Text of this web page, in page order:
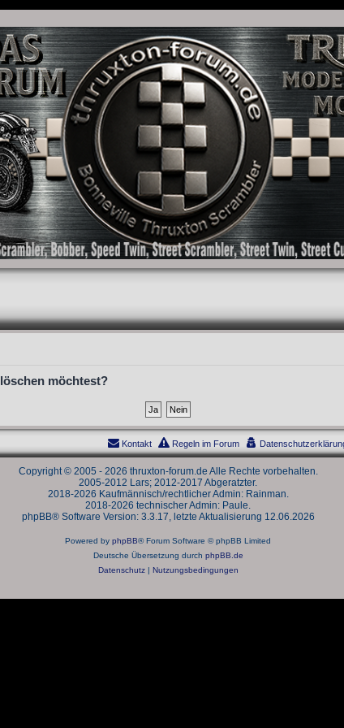
Forum für die New Bonneville Baureihen ab BJ 2001. Triumph Bonneville,
möchtest?
Regeln im Forum
Kontakt
Copyright © 2005 - 2026 thruxton-forum.de Alle Rechte vorbehalten.
2005-2012 Lars; 2012-2017 Abgeratzter.
2018-2026 Kaufmännisch/rechtlicher Admin: Rainman.
2018-2026 technischer Admin: Paule.
phpBB® Software Version: 3.3.17, letzte Aktualisierung 12.06.2026
Powered by phpBB® Forum Software © phpBB Limited
Deutsche Übersetzung durch phpBB.de
Datenschutz| Nutzungsbedingungen